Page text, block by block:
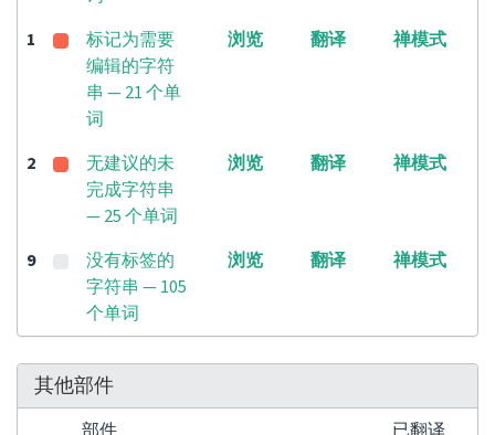
1
标记为需要
编辑的字符
串 — 21 个单
词
浏览 翻译 禅模式
2
无建议的未
完成字符串
— 25 个单词
浏览 翻译 禅模式
9
没有标签的
字符串 — 105
个单词
浏览 翻译 禅模式
其他部件